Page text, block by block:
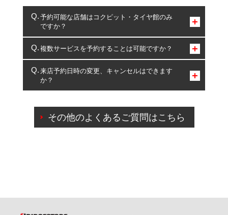
予約可能な店舗はコクピット・タイヤ館のみ
ですか？
コクピット・タイヤ館のみとなります。
複数サービスを予約することは可能ですか？
複数サービスのご予約は可能です。
一部の商品・サービスの組み合わせに限り、同時にご予約が
出来ないものもございます。
来店予約日時の変更、キャンセルはできます
か？
ご来店予約日の3営業日前を過ぎている場合のご予約
の日時変更につきましては、直接ご予約の店舗まで
その他のよくあるご質問はこちら